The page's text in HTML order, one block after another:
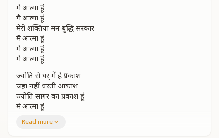
मै आत्मा हूं
मै आत्मा हूं
मेरी शक्तियां मन बुद्धि संस्कार
मै आत्मा हूं
मै आत्मा हूं
मै आत्मा हूं
ज्योति से घर् में है प्रकाश
जहा नहीं धरती आकाश
ज्योति सागर का प्रकाश हूं
मै आत्मा हूं
मै आत्मा हूं
Read more